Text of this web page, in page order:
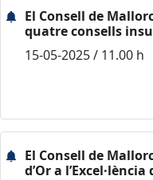
El Consell de
quatre consells
15-05-2025 / 11.00 h
El Consell de
d’Or a